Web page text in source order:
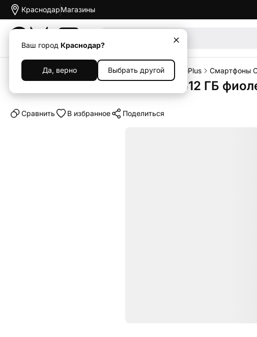
Краснодар
Ваш город Краснодар?
Да, верно Выбрать другой
Магазины
Каталог Смартфоны Смартфоны OnePlus Смартфоны
Смартфон OnePlus 15 5G 16/512 ГБ
Cравнить В избранное Поделиться